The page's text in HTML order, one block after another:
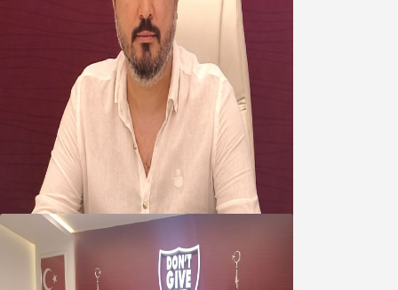
Oğuzbeyi’nden Balıkesirspor
yönetimine cevap : Herkes kendine
yakışanı yapar, buluttan nem
kapmayın!
07 Ağustos 2026